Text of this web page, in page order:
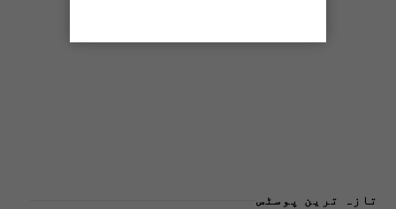
تازہ ترین پوسٹس